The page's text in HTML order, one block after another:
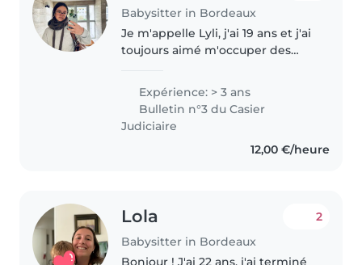
Babysitter in Bordeaux
Je m'appelle Lyli, j'ai 19 ans et j'ai
toujours aimé m'occuper des
quatre jours pour apprendre les
bonnes pratiques du baby-
sitting, durant lequel..
Expérience: > 3 ans
Bulletin n°3 du Casier
Judiciaire
12,00 €/heure
Lola
Babysitter in Bordeaux
2
Bonjour ! J'ai 22 ans, j'ai terminé